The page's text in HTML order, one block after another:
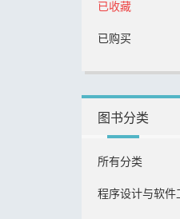
已收藏
已购买
图书分类
所有分类
程序设计与软件